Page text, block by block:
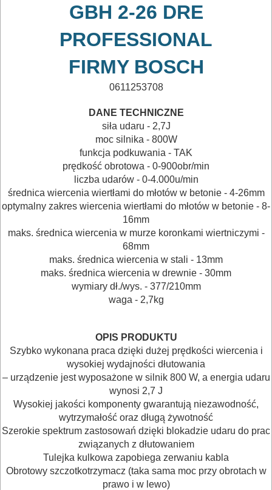
udarowe
kujące
wiercąco-
kujące
blach
odkurzacze
opalarki
pilarki
stołowe
piły
do
betonu
komórkowego
piły
szablowe
GBH 2-26 DRE
PROFESSIONAL
FIRMY BOSCH
0611253708
DANE TECHNICZNE
siła udaru - 2,7J
moc silnika - 800W
funkcja podkuwania - TAK
prędkość obrotowa - 0-900obr/min
liczba udarów - 0-4.000u/min
średnica wiercenia wiertłami do młotów w betonie - 4-26mm
optymalny zakres wiercenia wiertłami do młotów w betonie - 8-
16mm
maks. średnica wiercenia w murze koronkami wiertniczymi -
68mm
maks. średnica wiercenia w stali - 13mm
maks. średnica wiercenia w drewnie - 30mm
wymiary dł./wys. - 377/210mm
waga - 2,7kg
OPIS PRODUKTU
Szybko wykonana praca dzięki dużej prędkości wiercenia i
wysokiej wydajności dłutowania
– urządzenie jest wyposażone w silnik 800 W, a energia udaru
wynosi 2,7 J
Wysokiej jakości komponenty gwarantują niezawodność,
wytrzymałość oraz długą żywotność
Szerokie spektrum zastosowań dzięki blokadzie udaru do prac
związanych z dłutowaniem
Tulejka kulkowa zapobiega zerwaniu kabla
Obrotowy szczotkotrzymacz (taka sama moc przy obrotach w
prawo i w lewo)